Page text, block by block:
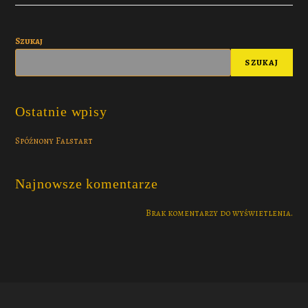
Szukaj
SZUKAJ
Ostatnie wpisy
Spóźnony Falstart
Najnowsze komentarze
Brak komentarzy do wyświetlenia.